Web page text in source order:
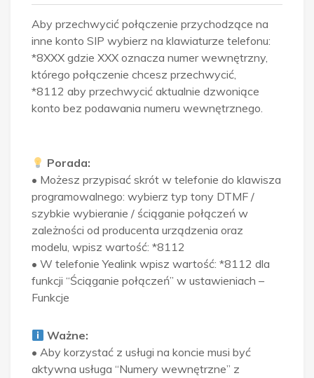
Aby przechwycić połączenie przychodzące na
inne konto SIP wybierz na klawiaturze telefonu:
*8XXX gdzie XXX oznacza numer wewnętrzny,
którego połączenie chcesz przechwycić,
*8112 aby przechwycić aktualnie dzwoniące
konto bez podawania numeru wewnętrznego.
Porada:
• Możesz przypisać skrót w telefonie do klawisza
programowalnego: wybierz typ tony DTMF /
szybkie wybieranie / ściąganie połączeń w
zależności od producenta urządzenia oraz
modelu, wpisz wartość: *8112
• W telefonie Yealink wpisz wartość: *8112 dla
funkcji “Ściąganie połączeń” w ustawieniach –
Funkcje
Ważne:
• Aby korzystać z usługi na koncie musi być
aktywna usługa “Numery wewnętrzne” z